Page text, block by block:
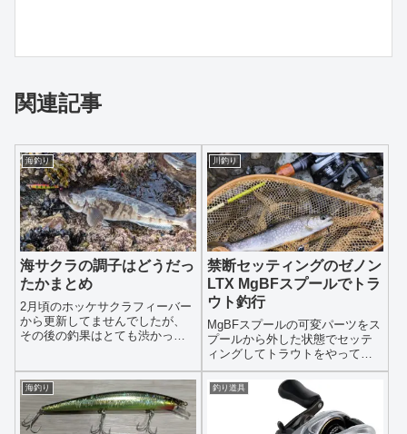
関連記事
海釣り
海サクラの調子はどうだっ
たかまとめ
2月頃のホッケサクラフィーバー
から更新してませんでしたが、
その後の釣果はとても渋かった
に釣れれば良いと思ってまし
た。ただ、先に書いた通りその
後の釣果は渋いようで2月頃に大
量に沸いて...
川釣り
禁断セッティングのゼノン
LTX MgBFスプールでトラ
ウト釣行
MgBFスプールの可変パーツをス
プールから外した状態でセッテ
ィングしてトラウトをやってき
ました。ヒグマが怖くて渓流ま
で行くのが嫌なので、整備され
た里川ぐらいの場所でやってま
す。セッティングはMgBFスプー
ルの可変パーツの排除、ブレー
海釣り 釣り道具